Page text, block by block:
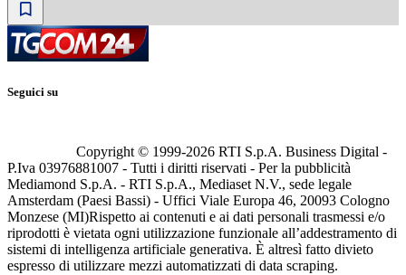
Seguici su
Copyright © 1999-2026 RTI S.p.A. Business Digital -
P.Iva 03976881007 - Tutti i diritti riservati - Per la pubblicità
Mediamond S.p.A. - RTI S.p.A., Mediaset N.V., sede legale
Amsterdam (Paesi Bassi) - Uffici Viale Europa 46, 20093 Cologno
Monzese (MI)Rispetto ai contenuti e ai dati personali trasmessi e/o
riprodotti è vietata ogni utilizzazione funzionale all’addestramento di
sistemi di intelligenza artificiale generativa. È altresì fatto divieto
espresso di utilizzare mezzi automatizzati di data scraping.